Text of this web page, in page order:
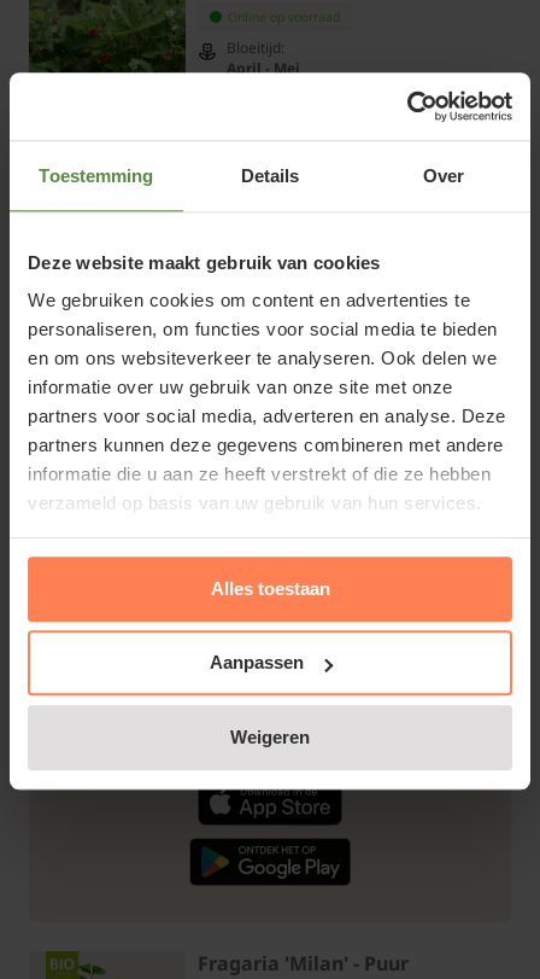
Toestemming Details Over
Deze website maakt gebruik van cookies
We gebruiken cookies om content en advertenties te
personaliseren, om functies voor social media te bieden
en om ons websiteverkeer te analyseren. Ook delen we
informatie over uw gebruik van onze site met onze
partners voor social media, adverteren en analyse. Deze
partners kunnen deze gegevens combineren met andere
informatie die u aan ze heeft verstrekt of die ze hebben
verzameld op basis van uw gebruik van hun services.
Alles toestaan
Aanpassen
Weigeren
Bekijk product
Online op voorraad
Bloeitijd:
April - Mei
Onze nieuwe mobiele app
Wij hebben nu ook een app, Tuinplantenwinkel nu altijd binnen
handbereik!
Fragaria 'Milan' - Puur